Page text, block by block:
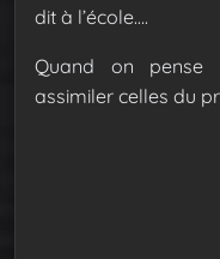
dit à l’école….
Quand on pense
assimiler celles du